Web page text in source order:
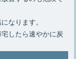
なります。
したら速やかに炭